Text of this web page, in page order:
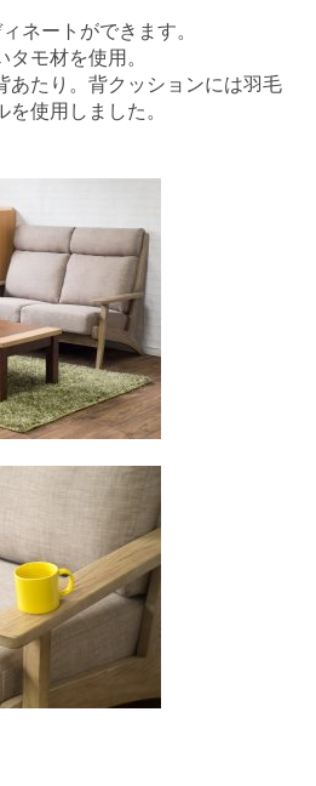
ネートができます。
モ材を使用。
あたり。背クッションには羽毛
使用しました。